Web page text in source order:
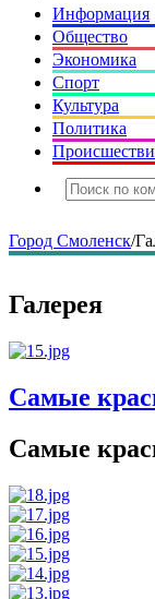
Информация
Общество
Экономика
Спорт
Культура
Политика
Город Смоленск/
Галерея
Самые
Самые